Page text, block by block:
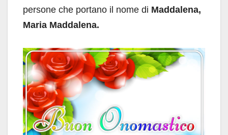
persone che portano il nome di Maddalena,
Maria Maddalena.